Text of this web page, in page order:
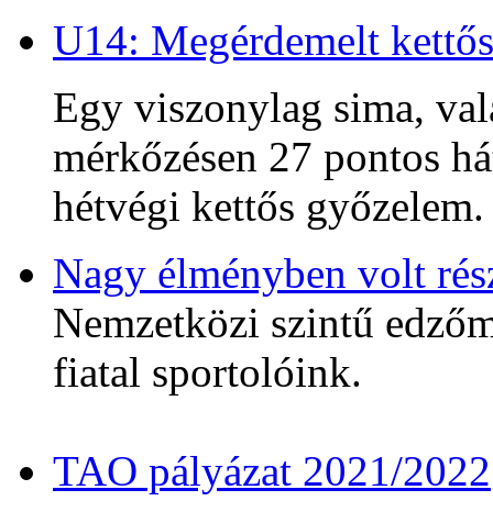
U14: Megérdemelt
Egy viszonylag sima,
mérkőzésen 27 pontos
hétvégi kettős győzelem.
Nagy élményben volt
Nemzetközi szintű
fiatal sportolóink.
TAO pályázat 2021/2022